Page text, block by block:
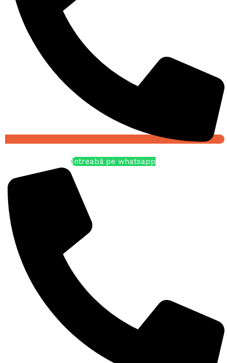
Întreabă pe whatsapp